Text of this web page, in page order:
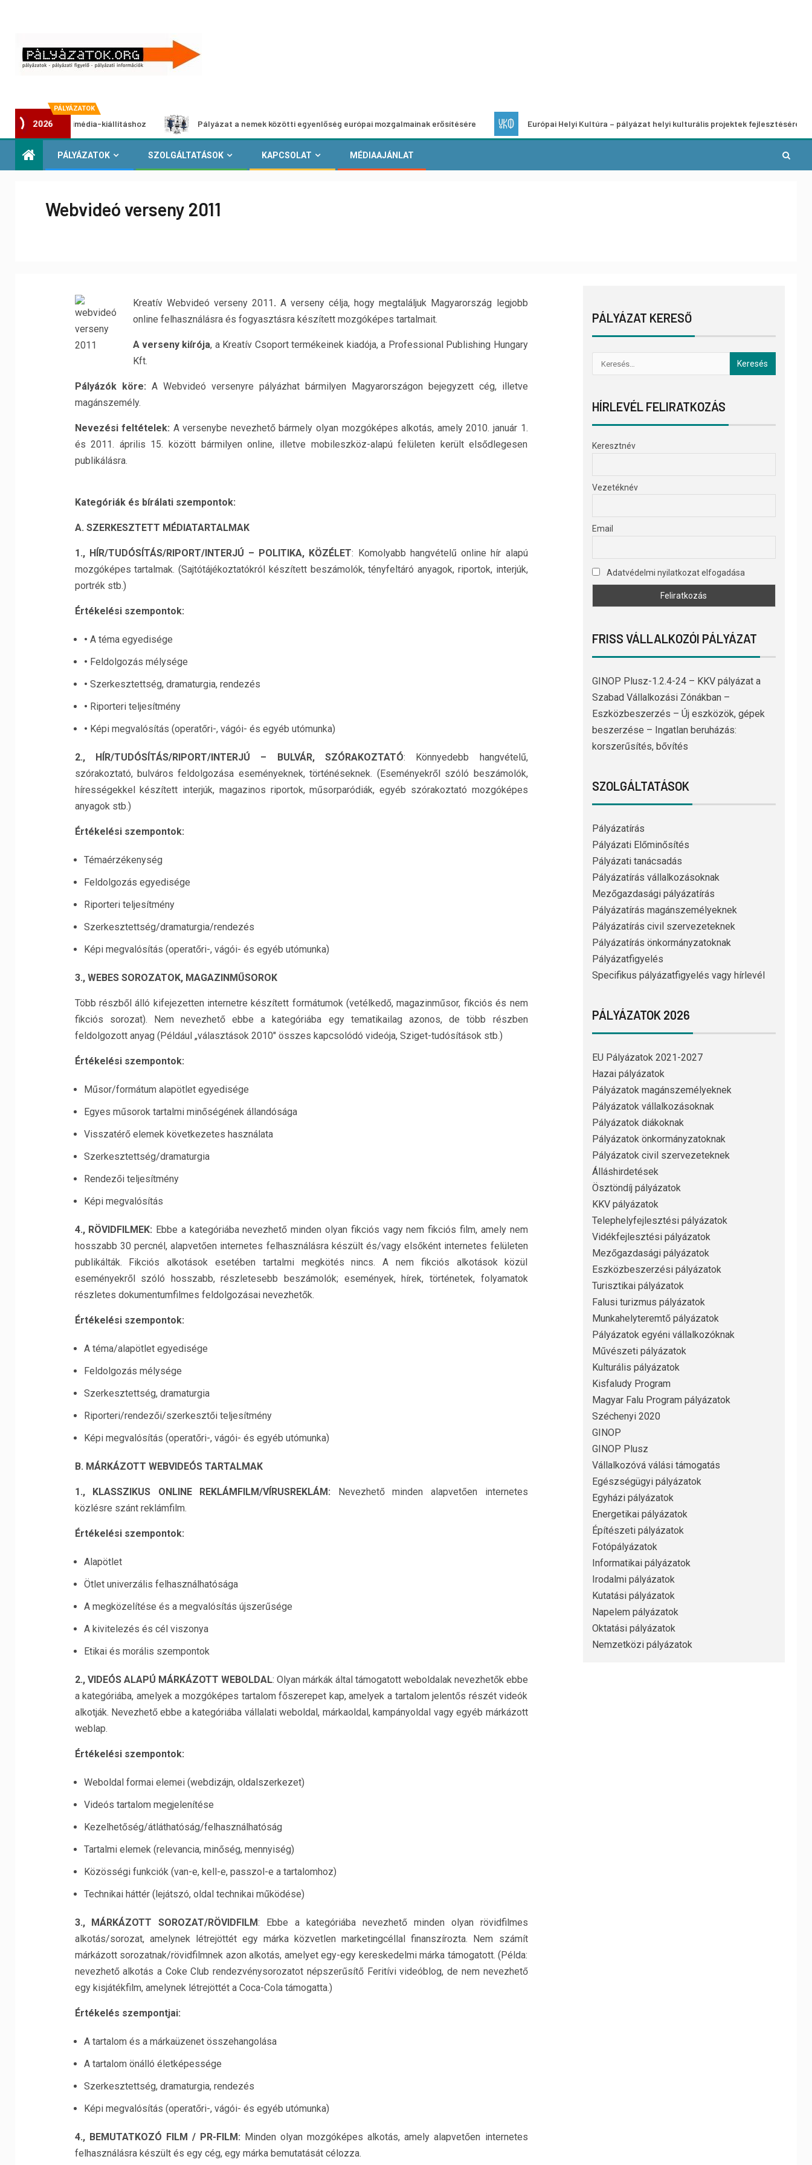
PÁLYÁZATOK
2026
multimédia-kiállításhoz Pályázat a nemek közötti egyenlőség európai mozgalmainak erősítésére Európai Helyi Kultúra – pályázat helyi kulturális projektek fejlesztésére
PÁLYÁZATOK SZOLGÁLTATÁSOK KAPCSOLAT MÉDIAAJÁNLAT
Webvideó verseny 2011
Kreatív Webvideó verseny 2011. A verseny célja, hogy megtaláljuk Magyarország legjobb
online felhasználásra és fogyasztásra készített mozgóképes tartalmait.
A verseny kiírója, a Kreatív Csoport termékeinek kiadója, a Professional Publishing Hungary
Kft.
Pályázók köre: A Webvideó versenyre pályázhat bármilyen Magyarországon bejegyzett cég, illetve
magánszemély.
Nevezési feltételek: A versenybe nevezhető bármely olyan mozgóképes alkotás, amely 2010. január 1.
és 2011. április 15. között bármilyen online, illetve mobileszköz-alapú felületen került elsődlegesen
publikálásra.
Kategóriák és bírálati szempontok:
A. SZERKESZTETT MÉDIATARTALMAK
1., HÍR/TUDÓSÍTÁS/RIPORT/INTERJÚ – POLITIKA, KÖZÉLET: Komolyabb hangvételű online hír alapú
mozgóképes tartalmak. (Sajtótájékoztatókról készített beszámolók, tényfeltáró anyagok, riportok, interjúk,
portrék stb.)
Értékelési szempontok:
• A téma egyedisége
• Feldolgozás mélysége
• Szerkesztettség, dramaturgia, rendezés
• Riporteri teljesítmény
• Képi megvalósítás (operatőri-, vágói- és egyéb utómunka)
2., HÍR/TUDÓSÍTÁS/RIPORT/INTERJÚ – BULVÁR, SZÓRAKOZTATÓ: Könnyedebb hangvételű,
szórakoztató, bulváros feldolgozása eseményeknek, történéseknek. (Eseményekről szóló beszámolók,
hírességekkel készített interjúk, magazinos riportok, műsorparódiák, egyéb szórakoztató mozgóképes
anyagok stb.)
Értékelési szempontok:
Témaérzékenység
Feldolgozás egyedisége
Riporteri teljesítmény
Szerkesztettség/dramaturgia/rendezés
Képi megvalósítás (operatőri-, vágói- és egyéb utómunka)
3., WEBES SOROZATOK, MAGAZINMŰSOROK
Több részből álló kifejezetten internetre készített formátumok (vetélkedő, magazinműsor, fikciós és nem
fikciós sorozat). Nem nevezhető ebbe a kategóriába egy tematikailag azonos, de több részben
feldolgozott anyag (Például „választások 2010″ összes kapcsolódó videója, Sziget-tudósítások stb.)
Értékelési szempontok:
Műsor/formátum alapötlet egyedisége
Egyes műsorok tartalmi minőségének állandósága
Visszatérő elemek következetes használata
Szerkesztettség/dramaturgia
Rendezői teljesítmény
Képi megvalósítás
4., RÖVIDFILMEK: Ebbe a kategóriába nevezhető minden olyan fikciós vagy nem fikciós film, amely nem
hosszabb 30 percnél, alapvetően internetes felhasználásra készült és/vagy elsőként internetes felületen
publikálták. Fikciós alkotások esetében tartalmi megkötés nincs. A nem fikciós alkotások közül
eseményekről szóló hosszabb, részletesebb beszámolók; események, hírek, történetek, folyamatok
részletes dokumentumfilmes feldolgozásai nevezhetők.
Értékelési szempontok:
A téma/alapötlet egyedisége
Feldolgozás mélysége
Szerkesztettség, dramaturgia
Riporteri/rendezői/szerkesztői teljesítmény
Képi megvalósítás (operatőri-, vágói- és egyéb utómunka)
B. MÁRKÁZOTT WEBVIDEÓS TARTALMAK
1., KLASSZIKUS ONLINE REKLÁMFILM/VÍRUSREKLÁM: Nevezhető minden alapvetően internetes
közlésre szánt reklámfilm.
Értékelési szempontok:
Alapötlet
Ötlet univerzális felhasználhatósága
A megközelítése és a megvalósítás újszerűsége
A kivitelezés és cél viszonya
Etikai és morális szempontok
2., VIDEÓS ALAPÚ MÁRKÁZOTT WEBOLDAL: Olyan márkák által támogatott weboldalak nevezhetők ebbe
a kategóriába, amelyek a mozgóképes tartalom főszerepet kap, amelyek a tartalom jelentős részét videók
alkotják. Nevezhető ebbe a kategóriába vállalati weboldal, márkaoldal, kampányoldal vagy egyéb márkázott
weblap.
Értékelési szempontok:
Weboldal formai elemei (webdizájn, oldalszerkezet)
Videós tartalom megjelenítése
Kezelhetőség/átláthatóság/felhasználhatóság
Tartalmi elemek (relevancia, minőség, mennyiség)
Közösségi funkciók (van-e, kell-e, passzol-e a tartalomhoz)
Technikai háttér (lejátszó, oldal technikai működése)
3., MÁRKÁZOTT SOROZAT/RÖVIDFILM: Ebbe a kategóriába nevezhető minden olyan rövidfilmes
alkotás/sorozat, amelynek létrejöttét egy márka közvetlen marketingcéllal finanszírozta. Nem számít
márkázott sorozatnak/rövidfilmnek azon alkotás, amelyet egy-egy kereskedelmi márka támogatott. (Példa:
nevezhető alkotás a Coke Club rendezvénysorozatot népszerűsítő Feritívi videóblog, de nem nevezhető
egy kisjátékfilm, amelynek létrejöttét a Coca-Cola támogatta.)
Értékelés szempontjai:
A tartalom és a márkaüzenet összehangolása
A tartalom önálló életképessége
Szerkesztettség, dramaturgia, rendezés
Képi megvalósítás (operatőri-, vágói- és egyéb utómunka)
4., BEMUTATKOZÓ FILM / PR-FILM: Minden olyan mozgóképes alkotás, amely alapvetően internetes
felhasználásra készült és egy cég, egy márka bemutatását célozza.
PÁLYÁZAT KERESŐ
HÍRLEVÉL FELIRATKOZÁS
Keresztnév
Vezetéknév
Email
Adatvédelmi nyilatkozat elfogadása
FRISS VÁLLALKOZÓI PÁLYÁZAT
GINOP Plusz-1.2.4-24 – KKV pályázat a
Szabad Vállalkozási Zónákban –
Eszközbeszerzés – Új eszközök, gépek
beszerzése – Ingatlan beruházás:
korszerűsítés, bővítés
SZOLGÁLTATÁSOK
Pályázatírás
Pályázati Előminősítés
Pályázati tanácsadás
Pályázatírás vállalkozásoknak
Mezőgazdasági pályázatírás
Pályázatírás magánszemélyeknek
Pályázatírás civil szervezeteknek
Pályázatírás önkormányzatoknak
Pályázatfigyelés
Specifikus pályázatfigyelés vagy hírlevél
PÁLYÁZATOK 2026
EU Pályázatok 2021-2027
Hazai pályázatok
Pályázatok magánszemélyeknek
Pályázatok vállalkozásoknak
Pályázatok diákoknak
Pályázatok önkormányzatoknak
Pályázatok civil szervezeteknek
Álláshirdetések
Ösztöndíj pályázatok
KKV pályázatok
Telephelyfejlesztési pályázatok
Vidékfejlesztési pályázatok
Mezőgazdasági pályázatok
Eszközbeszerzési pályázatok
Turisztikai pályázatok
Falusi turizmus pályázatok
Munkahelyteremtő pályázatok
Pályázatok egyéni vállalkozóknak
Művészeti pályázatok
Kulturális pályázatok
Kisfaludy Program
Magyar Falu Program pályázatok
Széchenyi 2020
GINOP
GINOP Plusz
Vállalkozóvá válási támogatás
Egészségügyi pályázatok
Egyházi pályázatok
Energetikai pályázatok
Építészeti pályázatok
Fotópályázatok
Informatikai pályázatok
Irodalmi pályázatok
Kutatási pályázatok
Napelem pályázatok
Oktatási pályázatok
Nemzetközi pályázatok